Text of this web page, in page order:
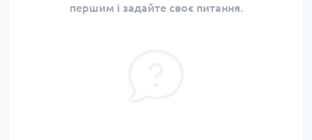
першим і задайте своє питання.